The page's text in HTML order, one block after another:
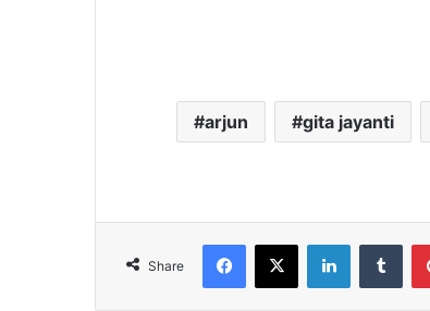
arjun gita jayanti
Share